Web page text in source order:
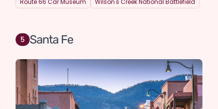
Santa Fe